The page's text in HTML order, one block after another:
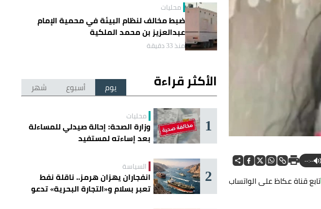
--:--
تابع قناة عكاظ على الواتساب
محليات
ضبط مخالف لنظام البيئة في محمية الإمام
عبدالعزيز بن محمد الملكية
منذ 33 دقيقة
الأكثر قراءة يوم أسبوع شهر
1 محليات
وزارة الصحة: إحالة صيدلي للمساءلة
بعد إساءته لمستفيد
2 السياسة
انفجاران يهزان هرمز.. ناقلة نفط
تعبر بسلام و«التجارة البحرية» تدعو